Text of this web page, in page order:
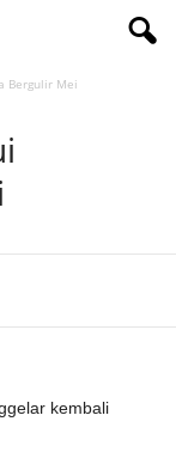
Bergulir Mei
kembali